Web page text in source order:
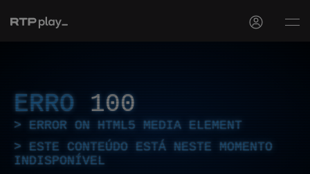
ERRO 100
ERROR ON HTML5 MEDIA ELEMENT
ESTE CONTEÚDO ESTÁ NESTE MOMENTO
INDISPONÍVEL